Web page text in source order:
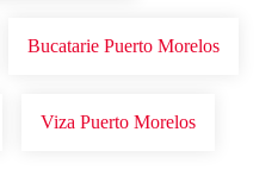
Bucatarie Puerto Morelos
Viza Puerto Morelos